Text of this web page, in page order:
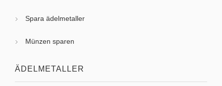
Spara ädelmetaller
Münzen sparen
ÄDELMETALLER